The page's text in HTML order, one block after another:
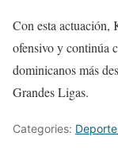
Con esta actuación,
ofensivo y continúa
dominicanos más
Grandes Ligas.
Categories: